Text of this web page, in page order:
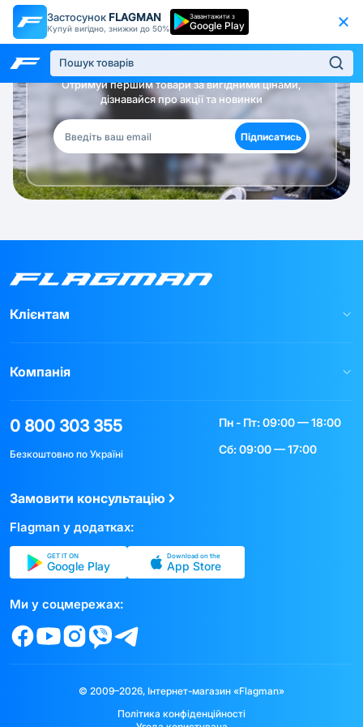
Застосунок FLAGMAN
Купуй вигідно, знижки до 50%
Завантажити з
Google Play
Будь в курсі!
Отримуй першим товари за вигідними цінами,
дізнавайся про акції та новинки
Підписатись
Клієнтам
Компанія
0 800 303 355
Безкоштовно по Україні
Пн - Пт: 09:00 — 18:00
Сб: 09:00 — 17:00
Замовити консультацію
Flagman у додатках:
GET IT ON
Google Play
Download on the
App Store
Ми у соцмережах:
© 2009–2026, Інтернет-магазин «Flagman»
Політика конфіденційності